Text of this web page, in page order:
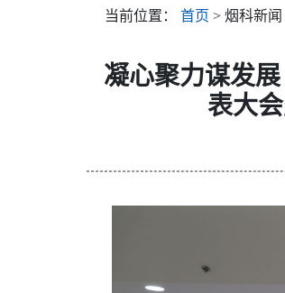
当前位置： 首页 > 烟科新闻
凝心聚力谋发
表大